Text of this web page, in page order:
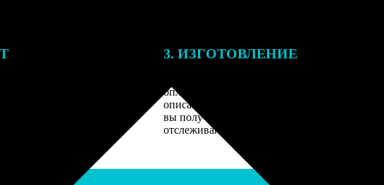
3. ИЗГОТОВЛЕНИЕ
оплаты получите подтверждение на email с
описанием заказа. Когда отправим заказ
вы получите письмо с трек-номером для
отслеживания.